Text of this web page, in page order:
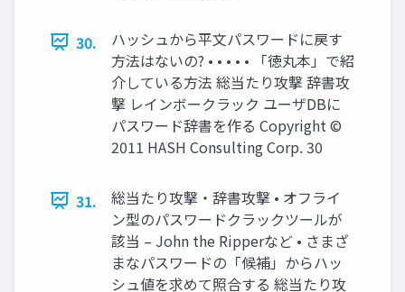
30.
ハッシュから平文パスワードに戻す
方法はないの? • • • • • 「徳丸本」で紹
介している方法 総当たり攻撃 辞書攻
撃 レインボークラック ユーザDBに
パスワード辞書を作る Copyright ©
2011 HASH Consulting Corp. 30
31.
総当たり攻撃・辞書攻撃 • オフライ
ン型のパスワードクラックツールが
該当 – John the Ripperなど • さまざ
まなパスワードの「候補」からハッ
シュ値を求めて照合する 総当たり攻